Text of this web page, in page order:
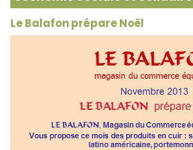
Le Balafon prépare Noël